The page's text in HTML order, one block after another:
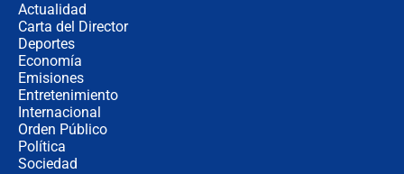
Actualidad
Carta del Director
Deportes
Economía
Emisiones
Entretenimiento
Internacional
Orden Público
Política
Sociedad